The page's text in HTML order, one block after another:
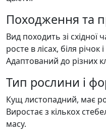
Походження та
Вид походить зі
росте в лісах, біля річок
Адаптований до різних
Тип рослини і
Кущ листопадний, має
Виростає з кількох
масу.